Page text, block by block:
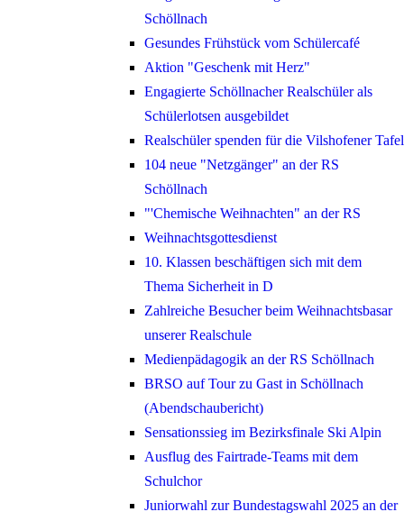
Schöllnach
Gesundes Frühstück vom Schülercafé
Aktion "Geschenk mit Herz"
Engagierte Schöllnacher Realschüler als
Schülerlotsen ausgebildet
Realschüler spenden für die Vilshofener Tafel
104 neue "Netzgänger" an der RS
Schöllnach
"'Chemische Weihnachten" an der RS
Weihnachtsgottesdienst
10. Klassen beschäftigen sich mit dem
Thema Sicherheit in D
Zahlreiche Besucher beim Weihnachtsbasar
unserer Realschule
Medienpädagogik an der RS Schöllnach
BRSO auf Tour zu Gast in Schöllnach
(Abendschaubericht)
Sensationssieg im Bezirksfinale Ski Alpin
Ausflug des Fairtrade-Teams mit dem
Schulchor
Juniorwahl zur Bundestagswahl 2025 an der